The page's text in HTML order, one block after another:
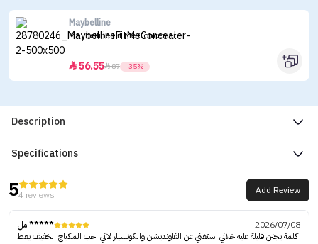
Maybelline
Maybelline Fit Me Concealer
56.5587 -35%
Description
Specifications
54 reviews Add Review
امل*****
2026/07/08
كلمة يجنن قليلة عليه خلاني استغني عن الفاونديشن والكونسيلر لاني احب المكياج الخفيف يعط